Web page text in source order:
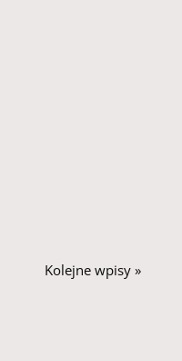
Kolejne wpisy »